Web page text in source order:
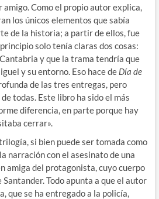
amigo. Como el propio autor explica,
los únicos elementos que sabía
de la historia; a partir de ellos, fue
solo tenía claras dos cosas:
y que la trama tendría que
y su entorno. Eso hace de Día de
de las tres entregas, pero
todas. Este libro ha sido el más
diferencia, en parte porque hay
cerrar».
si bien puede ser tomada como
narración con el asesinato de una
amiga del protagonista, cuyo cuerpo
Santander. Todo apunta a que el autor
que se ha entregado a la policía,